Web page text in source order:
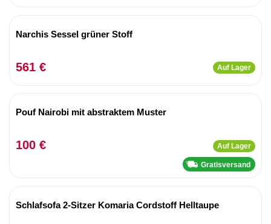
Narchis Sessel grüner Stoff
561 € Auf Lager
Pouf Nairobi mit abstraktem Muster
100 € Auf Lager
Gratisversand
Schlafsofa 2-Sitzer Komaria Cordstoff Helltaupe